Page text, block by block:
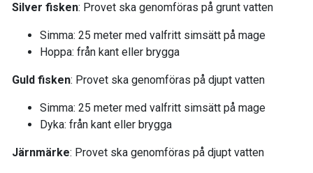
Silver fisken: Provet ska genomföras på grunt vatten
Simma: 25 meter med valfritt simsätt på mage
Hoppa: från kant eller brygga
Guld fisken: Provet ska genomföras på djupt vatten
Simma: 25 meter med valfritt simsätt på mage
Dyka: från kant eller brygga
Järnmärke: Provet ska genomföras på djupt vatten